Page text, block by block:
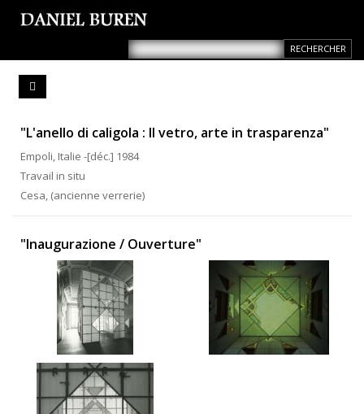
"L'anello di caligola : Il vetro, arte in trasparenza"
Empoli, Italie -[déc.] 1984
Travail in situ
Cesa, (ancienne verrerie)
"Inaugurazione / Ouverture"